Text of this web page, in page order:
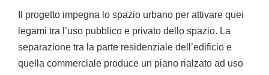
Il progetto impegna lo spazio urbano per attivare quei
legami tra l’uso pubblico e privato dello spazio. La
separazione tra la parte residenziale dell’edificio e
quella commerciale produce un piano rialzato ad uso